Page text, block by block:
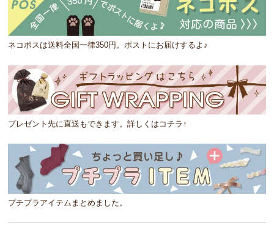
ネコポスは送料全国一律350円。ポストにお届けするよ♪
プレゼント先に直送もできます。詳しくはコチラ↑
プチプラアイテムまとめました。